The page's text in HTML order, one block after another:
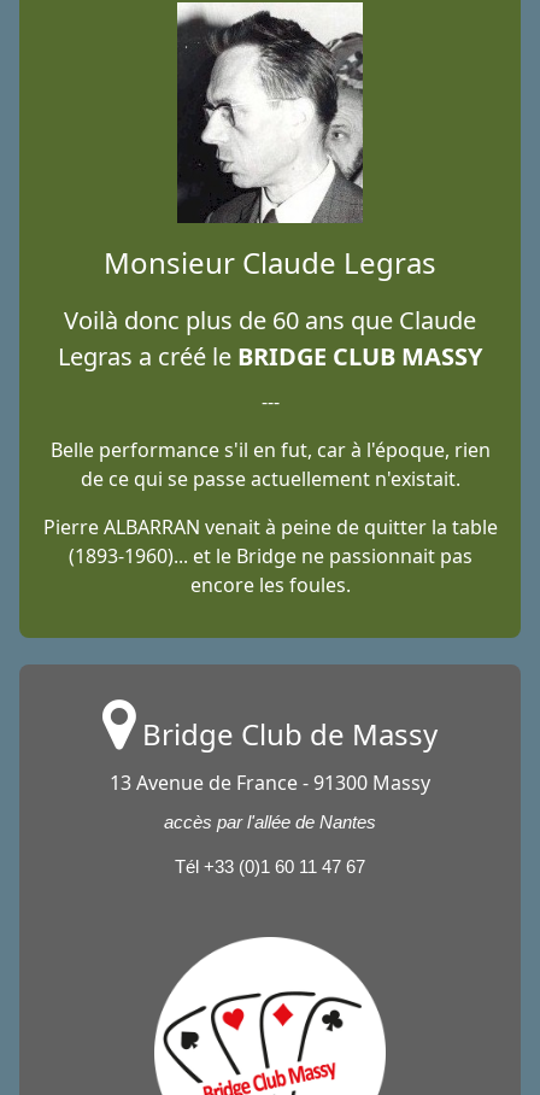
Monsieur Claude Legras
Voilà donc plus de 60 ans que Claude
Legras a créé le BRIDGE CLUB MASSY
---
Belle performance s'il en fut, car à l'époque, rien
de ce qui se passe actuellement n'existait.
Pierre ALBARRAN venait à peine de quitter la table
(1893-1960)... et le Bridge ne passionnait pas
encore les foules.
Bridge Club de Massy
13 Avenue de France - 91300 Massy
accès par l'allée de Nantes
Tél +33 (0)1 60 11 47 67